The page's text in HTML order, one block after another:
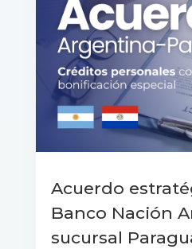
Acuerdo
Banco Nación
sucursal